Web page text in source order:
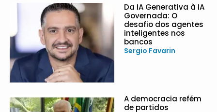
Da IA Generativa à IA
Governada: O
desafio dos agentes
inteligentes nos
bancos
Sergio Favarin
A democracia refém
de partidos